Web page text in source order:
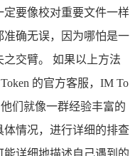
定要像校对重要文件一样
确无误，因为哪怕是一
交臂。 如果以上方法
的官方客服，IM To
们就像一群经验丰富的
情况，进行详细的排查
详细地描述自己遇到的